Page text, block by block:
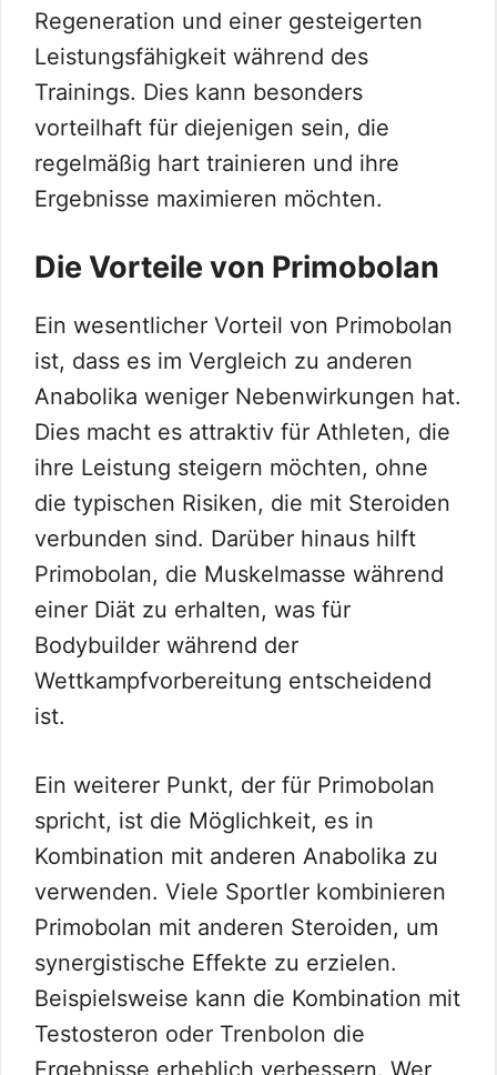
Regeneration und einer gesteigerten
Leistungsfähigkeit während des
Trainings. Dies kann besonders
vorteilhaft für diejenigen sein, die
regelmäßig hart trainieren und ihre
Ergebnisse maximieren möchten.
Die Vorteile von Primobolan
Ein wesentlicher Vorteil von Primobolan
ist, dass es im Vergleich zu anderen
Anabolika weniger Nebenwirkungen hat.
Dies macht es attraktiv für Athleten, die
ihre Leistung steigern möchten, ohne
die typischen Risiken, die mit Steroiden
verbunden sind. Darüber hinaus hilft
Primobolan, die Muskelmasse während
einer Diät zu erhalten, was für
Bodybuilder während der
Wettkampfvorbereitung entscheidend
ist.
Ein weiterer Punkt, der für Primobolan
spricht, ist die Möglichkeit, es in
Kombination mit anderen Anabolika zu
verwenden. Viele Sportler kombinieren
Primobolan mit anderen Steroiden, um
synergistische Effekte zu erzielen.
Beispielsweise kann die Kombination mit
Testosteron oder Trenbolon die
Ergebnisse erheblich verbessern. Wer